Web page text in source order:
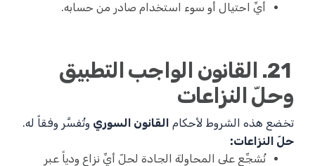
أيِّ احتيال أو سوء استخدام صادر من حسابه.
21. القانون الواجب التطبيق
وحلّ النزاعات
تخضع هذه الشروط لأحكام القانون السوري وتُفسَّر وفقاً له.
حلّ النزاعات:
نُشجِّع على المحاولة الجادة لحلّ أيِّ نزاع ودياً عبر